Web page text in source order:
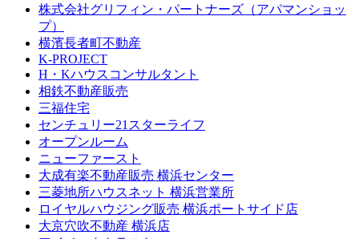
株式会社グリフィン・パートナーズ（アパマンショッ
プ）
横濱長者町不動産
K-PROJECT
H・Kハウスコンサルタント
相鉄不動産販売
三福住宅
センチュリー21スターライフ
オープンルーム
ニューファースト
大成有楽不動産販売 横浜センター
三菱地所ハウスネット 横浜営業所
ロイヤルハウジング販売 横浜ポートサイド店
大京穴吹不動産 横浜店